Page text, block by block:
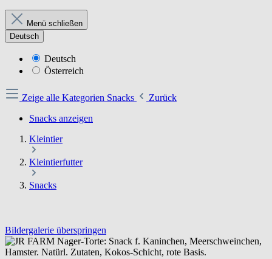
Menü schließen
Deutsch
Deutsch
Österreich
Zeige alle Kategorien Snacks
Zurück
Snacks anzeigen
Kleintier
Kleintierfutter
Snacks
Bildergalerie überspringen